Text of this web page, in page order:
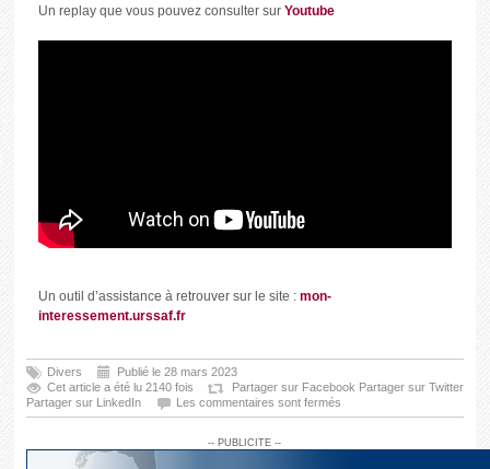
Un replay que vous pouvez consulter sur Youtube
Un outil d’assistance à retrouver sur le site : mon-
interessement.urssaf.fr
Divers
Publié le 28 mars 2023
Cet article a été lu 2140 fois
Partager sur Facebook Partager sur Twitter
Partager sur LinkedIn
Les commentaires sont fermés
-- PUBLICITE --